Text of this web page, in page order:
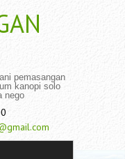
pemasangan
kanopi solo
nego